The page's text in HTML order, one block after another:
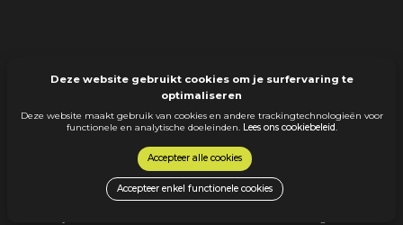
Deze website gebruikt cookies om je surfervaring te
optimaliseren
Deze website maakt gebruik van cookies en andere trackingtechnologieën voor
functionele en analytische doeleinden. Lees ons cookiebeleid.
Accepteer alle cookies
Accepteer enkel functionele cookies